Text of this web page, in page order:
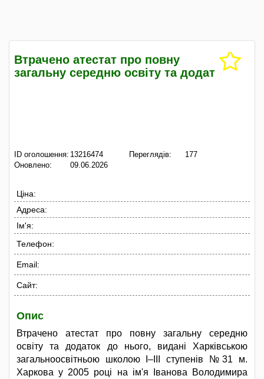
Втрачено атестат про повну
загальну середню освіту та додат
ID оголошення: 13216474
Оновлено:
09.06.2026
Переглядів: 177
Ціна:
Адреса:
Ім'я:
Телефон:
Email:
Сайт:
Опис
Втрачено атестат про повну загальну середню
освіту та додаток до нього, видані Харківською
загальноосвітньою школою І–ІІІ ступенів №31 м.
Харкова у 2005 році на ім'я Іванова Володимира